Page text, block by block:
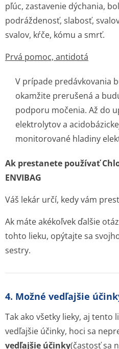
pľúc, zastavenie dýchania,
podráždenosť, slabosť,
svalov, kŕče, kómu a smrť.
Prvá pomoc, antidotá
V prípade predávkovania
okamžite prerušená a
podporu močenia. Až do
elektrolytov a
monitorované hladiny
Ak prestanete používať
ENVIBAG
Váš lekár určí, kedy vám
Ak máte akékoľvek ďalšie
tohto lieku, opýtajte sa
sestry.
4. Možné vedľajšie
Tak ako všetky lieky, aj tento
vedľajšie účinky, hoci sa
vedľajšie účinky(častosť sa